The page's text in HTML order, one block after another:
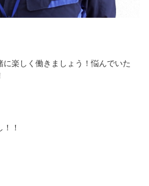
楽しく働きましょう！悩んでいた
！